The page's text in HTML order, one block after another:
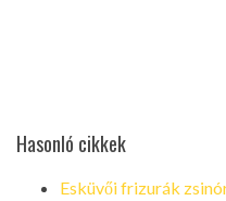
Hasonló cikkek
Esküvői frizurák